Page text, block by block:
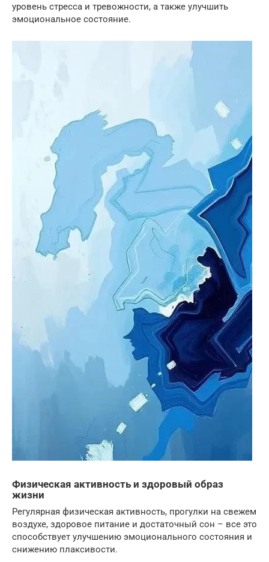
уровень стресса и тревожности, а также улучшить
эмоциональное состояние.
Физическая активность и здоровый образ
жизни
Регулярная физическая активность, прогулки на свежем
воздухе, здоровое питание и достаточный сон – все это
способствует улучшению эмоционального состояния и
снижению плаксивости.